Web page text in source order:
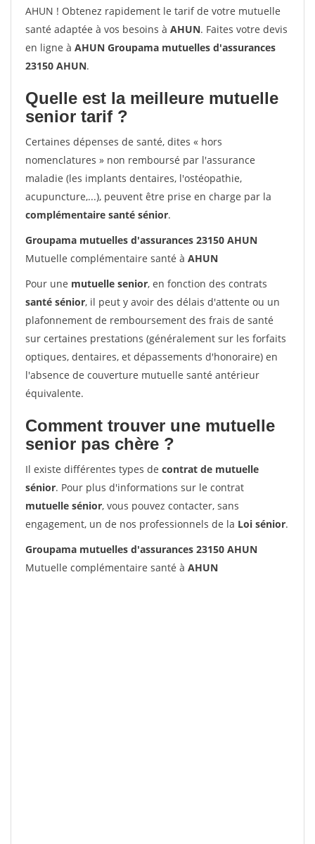
AHUN ! Obtenez rapidement le tarif de votre mutuelle
santé adaptée à vos besoins à AHUN. Faites votre devis
en ligne à AHUN Groupama mutuelles d'assurances
23150 AHUN.
Quelle est la meilleure mutuelle
senior tarif ?
Certaines dépenses de santé, dites « hors
nomenclatures » non remboursé par l'assurance
maladie (les implants dentaires, l'ostéopathie,
acupuncture,...), peuvent être prise en charge par la
complémentaire santé sénior.
Groupama mutuelles d'assurances 23150 AHUN
Mutuelle complémentaire santé à AHUN
Pour une mutuelle senior, en fonction des contrats
santé sénior, il peut y avoir des délais d'attente ou un
plafonnement de remboursement des frais de santé
sur certaines prestations (généralement sur les forfaits
optiques, dentaires, et dépassements d'honoraire) en
l'absence de couverture mutuelle santé antérieur
équivalente.
Comment trouver une mutuelle
senior pas chère ?
Il existe différentes types de contrat de mutuelle
sénior. Pour plus d'informations sur le contrat
mutuelle sénior, vous pouvez contacter, sans
engagement, un de nos professionnels de la Loi sénior.
Groupama mutuelles d'assurances 23150 AHUN
Mutuelle complémentaire santé à AHUN